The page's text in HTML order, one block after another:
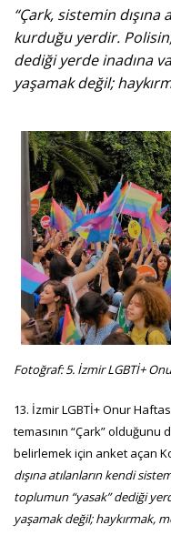
“Çark, sistemin
kurduğu yerdir.
dediği yerde inadına
yaşamak değil;
Fotoğraf: 5. İzmir LGBTİ+
13. İzmir LGBTİ+ Onur
temasının “Çark”
belirlemek için anket açan
dışına atılanların kendi
toplumun “yasak” dediği
yaşamak değil; haykırmak,